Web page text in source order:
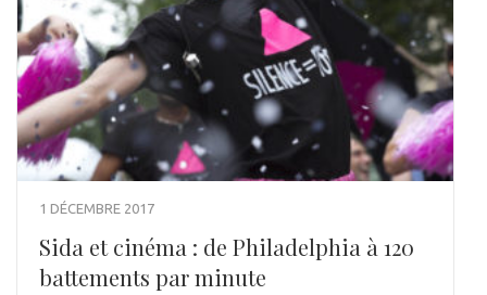
1 DÉCEMBRE 2017
Sida et cinéma : de Philadelphia à 120
battements par minute